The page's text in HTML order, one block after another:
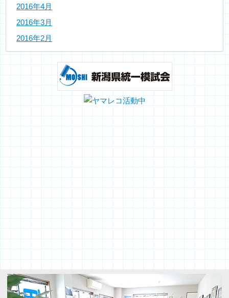
2016年4月
2016年3月
2016年2月